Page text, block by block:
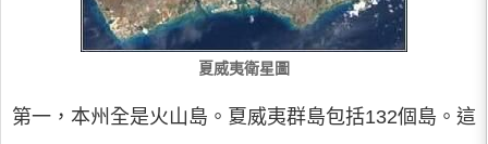
夏威夷衛星圖
第一，本州全是火山島。夏威夷群島包括132個島。這